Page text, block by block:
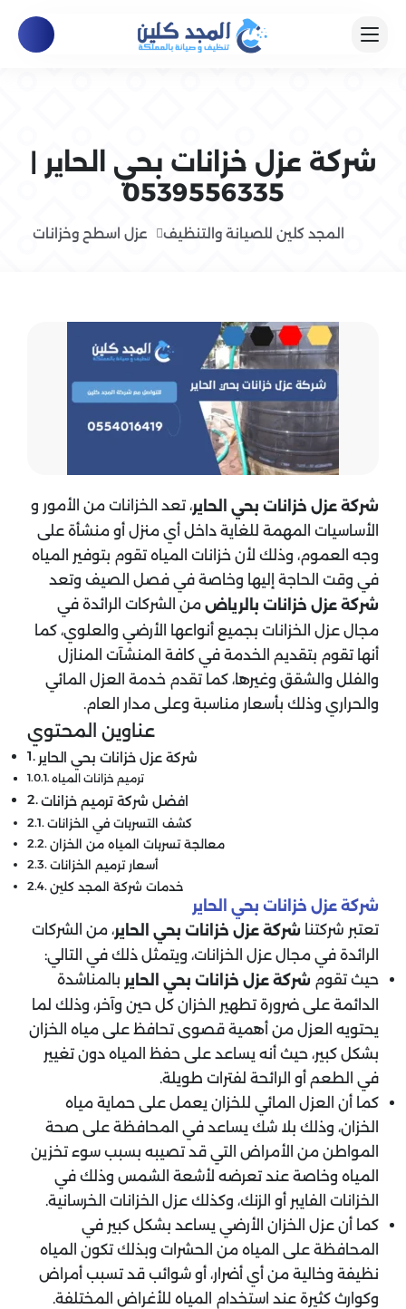
شركة عزل خزانات بحي الحاير |
0539556335
المجد كلين للصيانة والتنظيف عزل اسطح وخزانات
شركة عزل خزانات بحي الحاير، تعد الخزانات من الأمور و
الأساسيات المهمة للغاية داخل أي منزل أو منشأة على
وجه العموم، وذلك لأن خزانات المياه تقوم بتوفير المياه
في وقت الحاجة إليها وخاصة في فصل الصيف وتعد
شركة عزل خزانات بالرياض من الشركات الرائدة في
مجال عزل الخزانات بجميع أنواعها الأرضي والعلوي، كما
أنها تقوم بتقديم الخدمة في كافة المنشآت المنازل
والفلل والشقق وغيرها، كما تقدم خدمة العزل المائي
والحراري وذلك بأسعار مناسبة وعلى مدار العام.
عناوين المحتوي
شركة عزل خزانات بحي الحاير
ترميم خزانات المياه
افضل شركة ترميم خزانات
كشف التسربات في الخزانات
معالجة تسربات المياه من الخزان
أسعار ترميم الخزانات
خدمات شركة المجد كلين
شركة عزل خزانات بحي الحاير
تعتبر شركتنا شركة عزل خزانات بحي الحاير، من الشركات
الرائدة في مجال عزل الخزانات، ويتمثل ذلك في التالي:
حيث تقوم شركة عزل خزانات بحي الحاير بالمناشدة
الدائمة على ضرورة تطهير الخزان كل حين وآخر، وذلك لما
يحتويه العزل من أهمية قصوى تحافظ على مياه الخزان
بشكل كبير، حيث أنه يساعد على حفظ المياه دون تغيير
في الطعم أو الرائحة لفترات طويلة.
كما أن العزل المائي للخزان يعمل على حماية مياه
الخزان، وذلك بلا شك يساعد في المحافظة على صحة
المواطن من الأمراض التي قد تصيبه بسبب سوء تخزين
المياه وخاصة عند تعرضه لأشعة الشمس وذلك في
الخزانات الفايبر أو الزنك، وكذلك عزل الخزانات الخرسانية.
كما أن عزل الخزان الأرضي يساعد بشكل كبير في
المحافظة على المياه من الحشرات وبذلك تكون المياه
نظيفة وخالية من أي أضرار، أو شوائب قد تسبب أمراض
وكوارث كثيرة عند استخدام المياه للأغراض المختلفة.